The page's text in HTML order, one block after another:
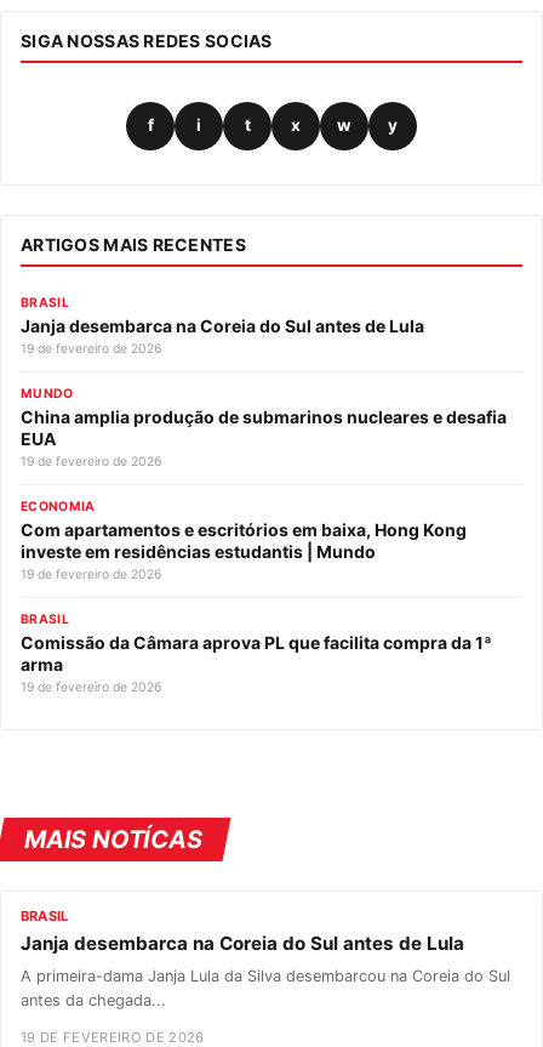
SIGA NOSSAS REDES SOCIAS
f i t x w y
ARTIGOS MAIS RECENTES
BRASIL
Janja desembarca na Coreia do Sul antes de Lula
19 de fevereiro de 2026
MUNDO
China amplia produção de submarinos nucleares e desafia
EUA
19 de fevereiro de 2026
ECONOMIA
Com apartamentos e escritórios em baixa, Hong Kong
investe em residências estudantis | Mundo
19 de fevereiro de 2026
BRASIL
Comissão da Câmara aprova PL que facilita compra da 1ª
arma
19 de fevereiro de 2026
MAIS NOTÍCAS
BRASIL
Janja desembarca na Coreia do Sul antes de Lula
A primeira-dama Janja Lula da Silva desembarcou na Coreia do Sul
antes da chegada...
19 DE FEVEREIRO DE 2026